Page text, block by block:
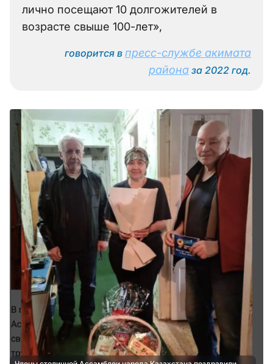
лично посещают 10 долгожителей в
возрасте свыше 100-лет»,
говорится в пресс-службе акимата
района за 2022 год.